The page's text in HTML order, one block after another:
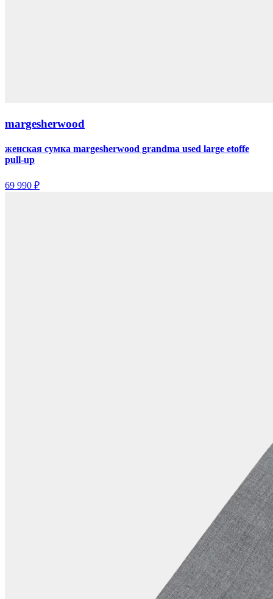
margesherwood
женская сумка margesherwood grandma used large etoffe
pull-up
69 990 ₽